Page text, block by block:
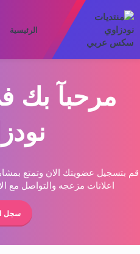
الرئيسية
مرحبآ بك
قم بتسجيل عضويتك الان وتمتع
اعلانات مزعجه والتواصل مع
سجل